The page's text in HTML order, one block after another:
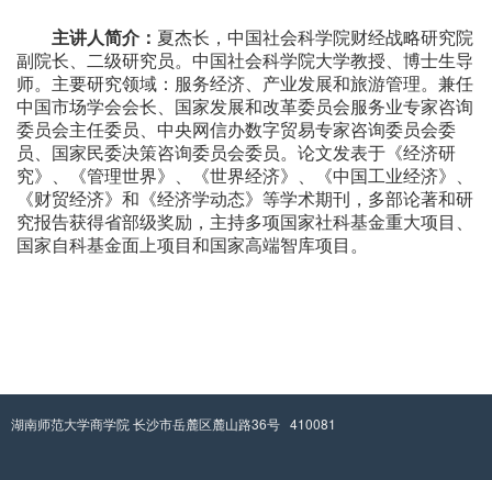
主讲人简介： 夏杰长，中国社会科学院财经战略研究院
副院长、二级研究员。中国社会科学院大学教授、博士生导
师。主要研究领域：服务经济、产业发展和旅游管理。兼任
中国市场学会会长、国家发展和改革委员会服务业专家咨询
委员会主任委员、中央网信办数字贸易专家咨询委员会委
员、国家民委决策咨询委员会委员。论文发表于《经济研
究》、《管理世界》、《世界经济》、《中国工业经济》、
《财贸经济》和《经济学动态》等学术期刊，多部论著和研
究报告获得省部级奖励，主持多项国家社科基金重大项目、
国家自科基金面上项目和国家高端智库项目。
湖南师范大学商学院 长沙市岳麓区麓山路36号 410081